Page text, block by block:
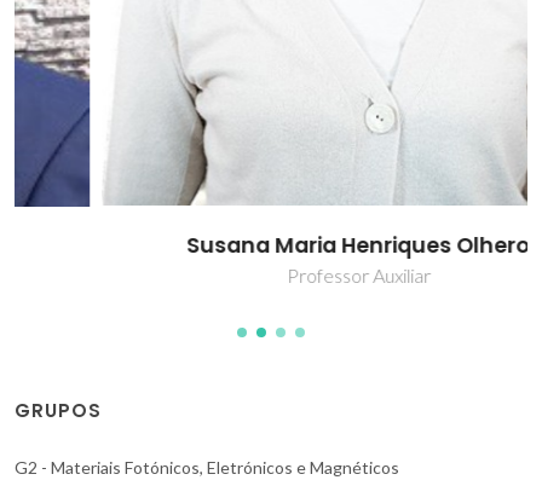
Susana Maria Henriques Olhero
Professor Auxiliar
GRUPOS
G2 - Materiais Fotónicos, Eletrónicos e Magnéticos